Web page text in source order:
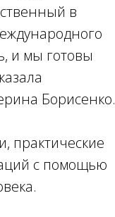
в
и мы готовы
Борисенко.
практические
с помощью